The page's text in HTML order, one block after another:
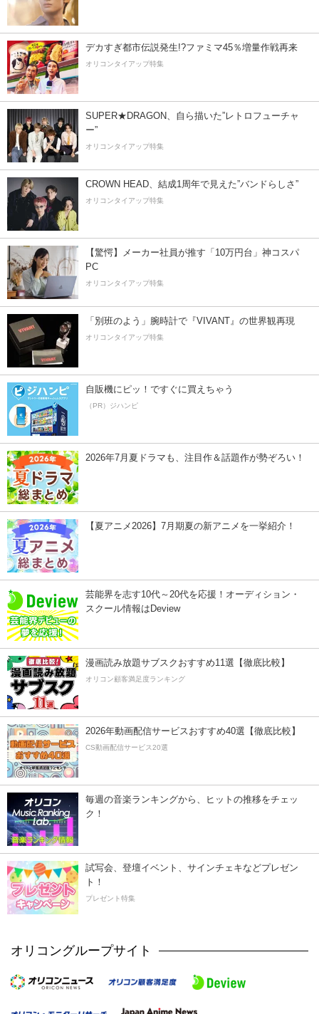
デカすぎ都市伝説発生!?ファミマ45％増量作戦再来
オリコンタイアップ特集
SUPER★DRAGON、自ら描いた”レトロフューチャ
ー”
オリコンタイアップ特集
CROWN HEAD、結成1周年で見えた”バンドらしさ”
オリコンタイアップ特集
【驚愕】メーカー社員が推す「10万円台」神コスパ
PC
オリコンタイアップ特集
「別班のよう」腕時計で『VIVANT』の世界観再現
オリコンタイアップ特集
自販機にピッ！ですぐに買えちゃう
（PR）ジハンピ
2026年7月夏ドラマも、注目作＆話題作が勢ぞろい！
【夏アニメ2026】7月期夏の新アニメを一挙紹介！
芸能界を志す10代～20代を応援！オーディション・
スクール情報はDeview
漫画読み放題サブスクおすすめ11選【徹底比較】
オリコン顧客満足度ランキング
2026年動画配信サービスおすすめ40選【徹底比較】
CS動画配信サービス20選
毎週の音楽ランキングから、ヒットの推移をチェッ
ク！
試写会、登壇イベント、サインチェキなどプレゼン
ト！
プレゼント特集
オリコングループサイト